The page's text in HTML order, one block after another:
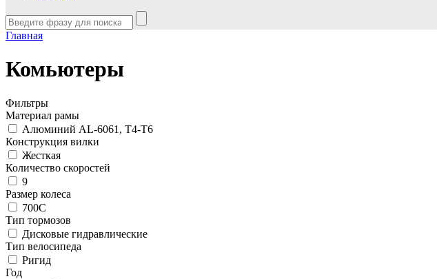
Главная
Комьютеры
Фильтры
Материал рамы
Алюминий AL-6061, T4-T6
Конструкция вилки
Жесткая
Количество скоростей
9
Размер колеса
700С
Тип тормозов
Дисковые гидравлические
Тип велосипеда
Ригид
Год